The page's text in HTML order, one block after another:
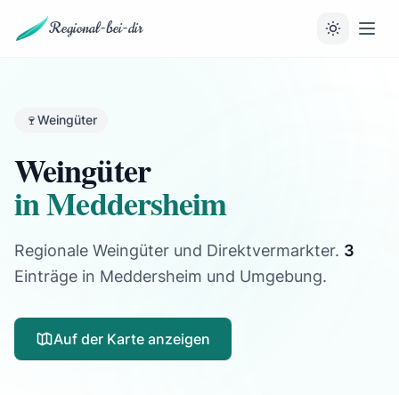
Regional-bei-dir
🍷Weingüter
Weingüter
in Meddersheim
Regionale Weingüter und Direktvermarkter. 3
Einträge in Meddersheim und Umgebung.
Auf der Karte anzeigen